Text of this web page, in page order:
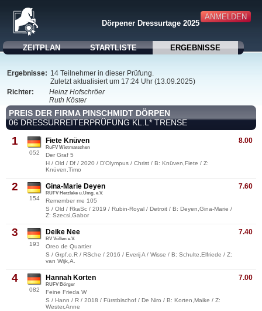
ANMELDEN
Dörpener Dressurtage 2025
ZEITPLAN STARTLISTE ERGEBNISSE
Ergebnisse: 14 Teilnehmer in dieser Prüfung.
Zuletzt aktualisiert um 17:24 Uhr (13.09.2025)
Richter:
Heinz Hofschröer
Ruth Köster
PREIS DER FIRMA PINSCHMIDT DÖRPEN
06 DRESSURREITERPRÜFUNG KL.L* TRENSE
1
052
8.00
Fiete Knüven
RuFV Wietmarschen
Der Graf 5
H / Old / Df / 2020 / D'Olympus / Christ / B: Knüven,Fiete / Z:
Knüven,Timo
2
154
7.60
Gina-Marie Deyen
RUFV Herzlake u.Umg. e.V.
Remember me 105
S / Old / RkaSc / 2019 / Rubin-Royal / Detroit / B: Deyen,Gina-Marie /
Z: Szecsi,Gabor
3
193
7.40
Deike Nee
RV Völlen e.V.
Oreo de Quartier
S / Grpf.o.R / RSche / 2016 / Everij A / Wisse / B: Schulte,Elfriede / Z:
van Wijk,A.
4
082
7.00
Hannah Korten
RUFV Börger
Feine Frieda W
S / Hann / R / 2018 / Fürstbischof / De Niro / B: Korten,Maike / Z:
Wester,Anne